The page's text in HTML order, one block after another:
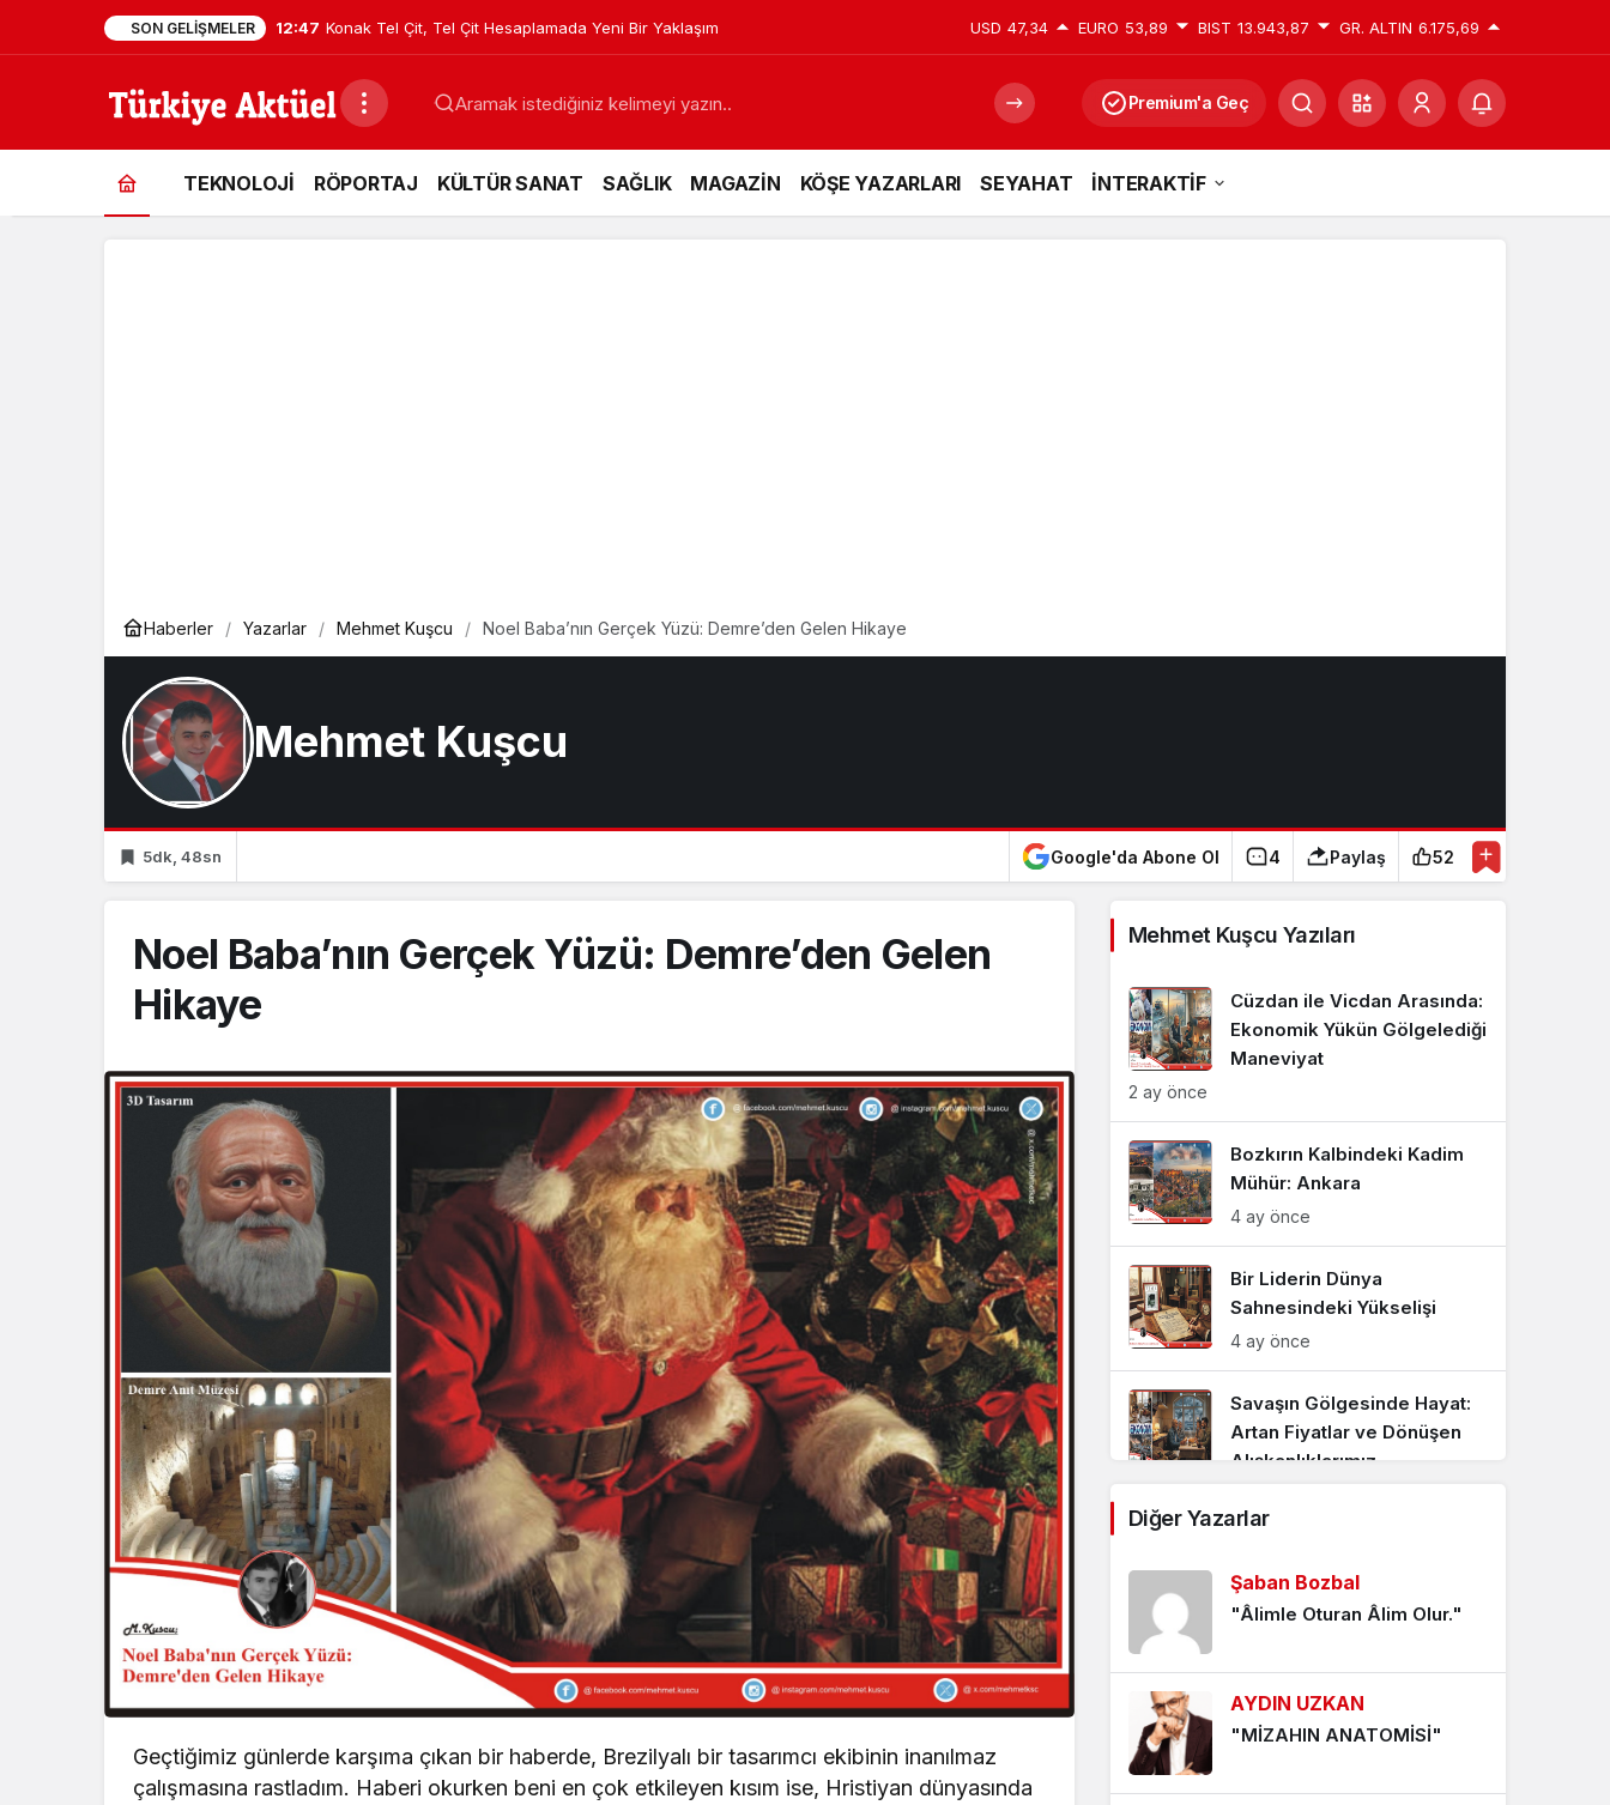
SON GELIŞMELER 12:47 Konak Tel Çit, Tel Çit Hesaplamada Yeni Bir Yaklaşım USD 47,34 EURO 53,89 BIST 13.943,87 GR. ALTIN 6.175,69
Premium'a Geç
TEKNOLOJİ RÖPORTAJ KÜLTÜR SANAT SAĞLIK MAGAZİN KÖŞE YAZARLARI SEYAHAT İNTERAKTİF
Haberler Yazarlar Mehmet Kuşcu Noel Baba’nın Gerçek Yüzü: Demre’den Gelen Hikaye
Mehmet Kuşcu
5dk, 48sn Google'da Abone Ol 4 Paylaş 52
Noel Baba’nın Gerçek Yüzü: Demre’den Gelen
Hikaye
Geçtiğimiz günlerde karşıma çıkan bir haberde, Brezilyalı bir tasarımcı ekibinin inanılmaz
çalışmasına rastladım. Haberi okurken beni en çok etkileyen kısım ise, Hristiyan dünyasında
Mehmet Kuşcu Yazıları
Cüzdan ile Vicdan Arasında:
Ekonomik Yükün Gölgelediği
Maneviyat
2 ay önce
Bozkırın Kalbindeki Kadim
Mühür: Ankara
4 ay önce
Bir Liderin Dünya
Sahnesindeki Yükselişi
4 ay önce
Savaşın Gölgesinde Hayat:
Artan Fiyatlar ve Dönüşen
Alışkanlıklarımız
Mucizesi: Halil İbrahim
Sofrası
5 ay önce
Devletin Yön Tayini ve
Çağdaşlaşma İradesi
Diğer Yazarlar
Şaban Bozbal
"Âlimle Oturan Âlim Olur."
AYDIN UZKAN
"MİZAHIN ANATOMİSİ"